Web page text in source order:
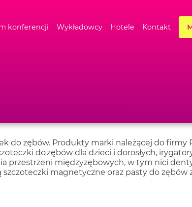
konferencji Wykładowcy Hotele Kontakt
do zębów. Produkty marki należącej do firmy
do zębów dla dzieci i dorosłych,
przestrzeni międzyzębowych, w tym nici
magnetyczne oraz pasty do zębów